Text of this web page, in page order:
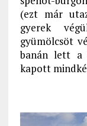
(ezt már
gyerek
gyümölcsöt
banán lett a
kapott